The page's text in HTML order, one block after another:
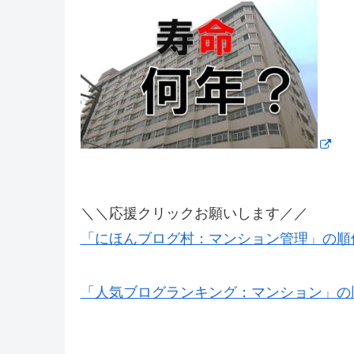
＼＼応援クリックお願いします／／
「にほんブログ村：マンション管理」の順
「人気ブログランキング：マンション」